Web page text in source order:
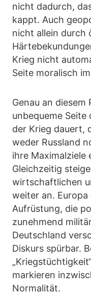
nicht dadurch,
kappt. Auch
nicht allein durch
Krieg nicht
Seite moralisch
Genau an
unbequeme
der Krieg dauert,
weder Russland
ihre
Gleichzeitig
wirtschaftlichen
weiter an. Europa
Aufrüstung, die
zunehmend
Deutschland
Diskurs spürbar.
markieren
Normalität.